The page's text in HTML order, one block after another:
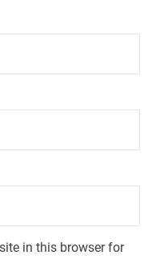
in this browser for